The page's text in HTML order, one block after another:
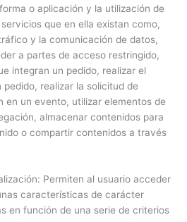
o aplicación y la utilización de
que en ella existan como,
y la comunicación de datos,
a partes de acceso restringido,
integran un pedido, realizar el
realizar la solicitud de
en un evento, utilizar elementos de
almacenar contenidos para
o compartir contenidos a través
Permiten al usuario acceder
características de carácter
en función de una serie de criterios